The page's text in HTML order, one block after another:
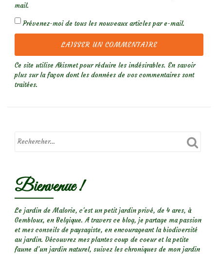
mail.
Prévenez-moi de tous les nouveaux articles par e-mail.
Ce site utilise Akismet pour réduire les indésirables. En savoir
plus sur la façon dont les données de vos commentaires sont
traitées.
Bienvenue !
Le jardin de Malorie, c'est un petit jardin privé, de 4 ares, à
Gembloux, en Belgique. A travers ce blog, je partage ma passion
et mes conseils de paysagiste, en encourageant la biodiversité
au jardin. Découvrez mes plantes coup de coeur et la petite
faune d’un jardin naturel, suivez les chroniques de mon jardin